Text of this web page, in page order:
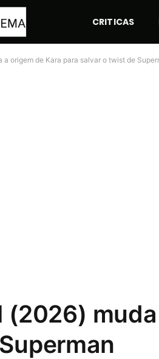
CRITICAS
a origem de Kara para salvar o twist de
(2026)